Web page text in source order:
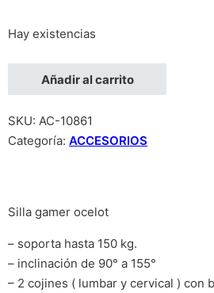
Hay existencias
SILLA GAMER OCELOT/COLOR
Añadir al carrito
SKU: AC-10861
Categoría: ACCESORIOS
Silla gamer ocelot
– soporta hasta 150 kg.
– inclinación de 90° a 155°
– 2 cojines ( lumbar y cervical ) con